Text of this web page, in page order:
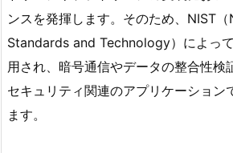
ンスを発揮します。そのため、NIST
Standards and Technology）によっ
用され、暗号通信やデータの整合性検
セキュリティ関連のアプリケーション
ます。